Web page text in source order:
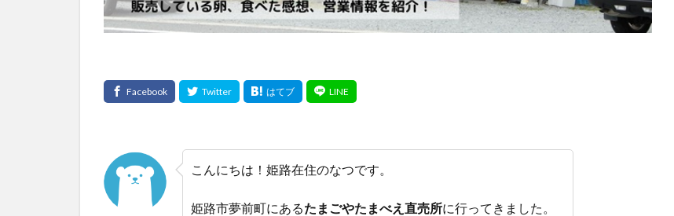
こんにちは！姫路在住のなつです。
姫路市夢前町にあるたまごやたまべえ直売所に行ってきました。